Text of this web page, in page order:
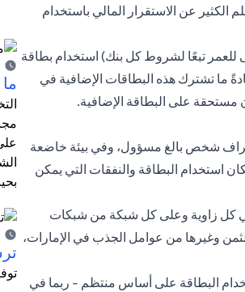
عن الاستقرار المالي باستخدام
يزيد عمره عن 15 عامًا (يختلف الحد الأدنى للعمر تبعًا لشروط كل بنك) استخدام بطاقة
ما تشترك هذه البطاقات الإضافية في
مستحقة على البطاقة الإضافية.
شخص بالغ مسؤول، وفي بيئة خاضعة
استخدام البطاقة والنفقات التي يمكن
في كل زاوية وعلى كل شبكة من شبكات
وغيرها من عوامل الجذب في الإمارات،
البطاقة على أساس منتظم - ربما في